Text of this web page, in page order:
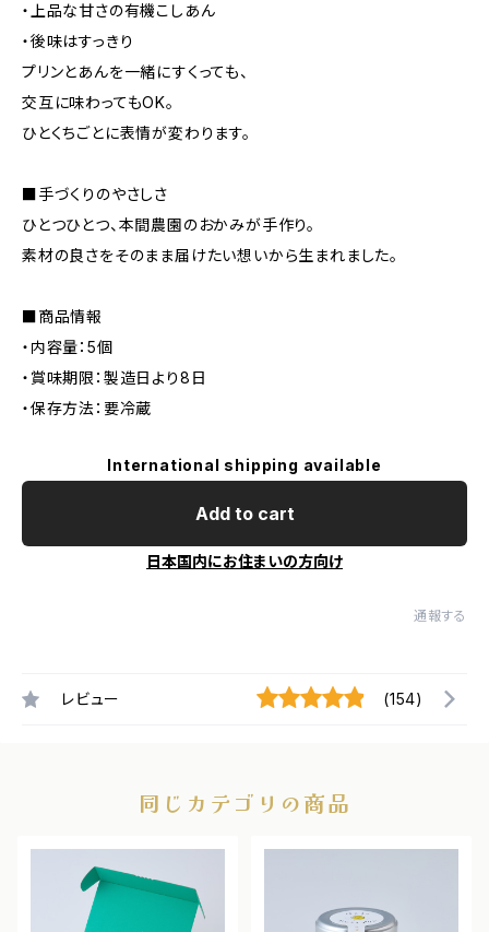
・上品な甘さの有機こしあん
・後味はすっきり
プリンとあんを一緒にすくっても、
交互に味わってもOK。
ひとくちごとに表情が変わります。
■手づくりのやさしさ
ひとつひとつ、本間農園のおかみが手作り。
素材の良さをそのまま届けたい想いから生まれました。
■商品情報
・内容量：5個
・賞味期限：製造日より8日
・保存方法：要冷蔵
International shipping available
Add to cart
日本国内にお住まいの方向け
通報する
レビュー (154)
同じカテゴリの商品